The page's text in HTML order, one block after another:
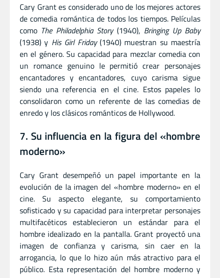
Cary Grant es considerado uno de los mejores actores
de comedia romántica de todos los tiempos. Películas
como The Philadelphia Story(1940), Bringing Up Baby
(1938) y His Girl Friday(1940) muestran su maestría
en el género. Su capacidad para mezclar comedia con
un romance genuino le permitió crear personajes
encantadores y encantadores, cuyo carisma sigue
siendo una referencia en el cine. Estos papeles lo
consolidaron como un referente de las comedias de
enredo y los clásicos románticos de Hollywood.
7. Su influencia en la figura del «hombre
moderno»
Cary Grant desempeñó un papel importante en la
evolución de la imagen del «hombre moderno» en el
cine. Su aspecto elegante, su comportamiento
sofisticado y su capacidad para interpretar personajes
multifacéticos establecieron un estándar para el
hombre idealizado en la pantalla. Grant proyectó una
imagen de confianza y carisma, sin caer en la
arrogancia, lo que lo hizo aún más atractivo para el
público. Esta representación del hombre moderno y